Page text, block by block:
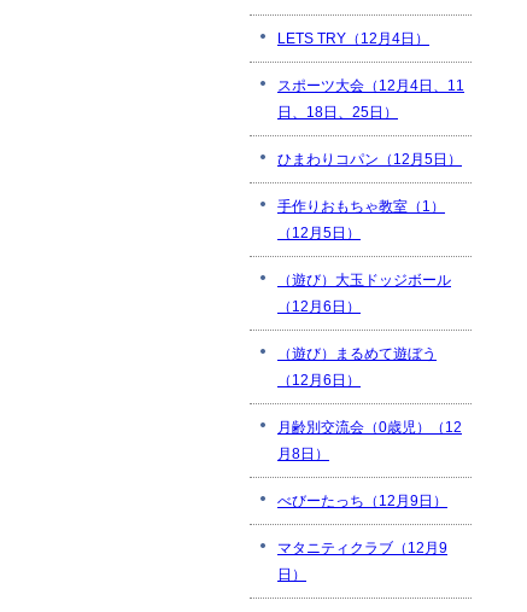
LETS TRY（12月4日）
スポーツ大会（12月4日、11
日、18日、25日）
ひまわりコパン（12月5日）
手作りおもちゃ教室（1）
（12月5日）
（遊び）大玉ドッジボール
（12月6日）
（遊び）まるめて遊ぼう
（12月6日）
月齢別交流会（0歳児）（12
月8日）
べびーたっち（12月9日）
マタニティクラブ（12月9
日）